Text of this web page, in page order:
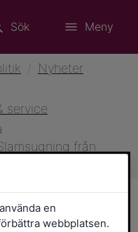
Sök Meny
Nyheter
service
från
& service
en
webbplatsen.